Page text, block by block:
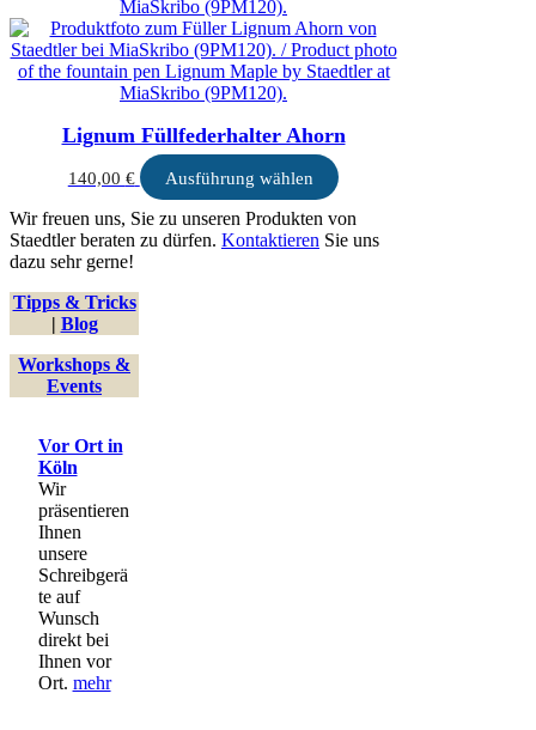
Optionen
können
auf
gewählt
Lignum Füllfederhalter Ahorn
140,00 € Ausführung wählen
Dieses
weist
mehrere
Wir freuen uns, Sie zu unseren Produkten von
Staedtler beraten zu dürfen. Kontaktieren Sie uns
dazu sehr gerne!
Tipps & Tricks
| Blog
Workshops &
Events
Vor Ort in
Köln
Wir
präsentieren
Ihnen
unsere
Schreibgerä
te auf
Wunsch
direkt bei
Ihnen vor
Ort. mehr